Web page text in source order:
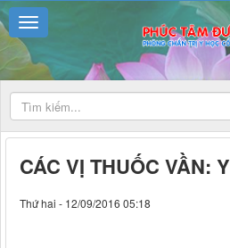
CÁC VỊ THUỐC VẦN: Y
Thứ hai - 12/09/2016 05:18